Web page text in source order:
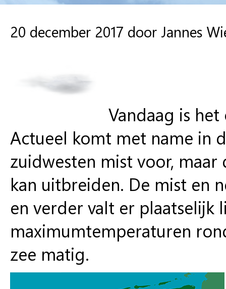
20 december 2017 door Jannes
Vandaag is
Actueel komt met name in
zuidwesten mist voor,
kan uitbreiden. De mist en
en verder valt er plaatselijk
maximumtemperaturen
zee matig.